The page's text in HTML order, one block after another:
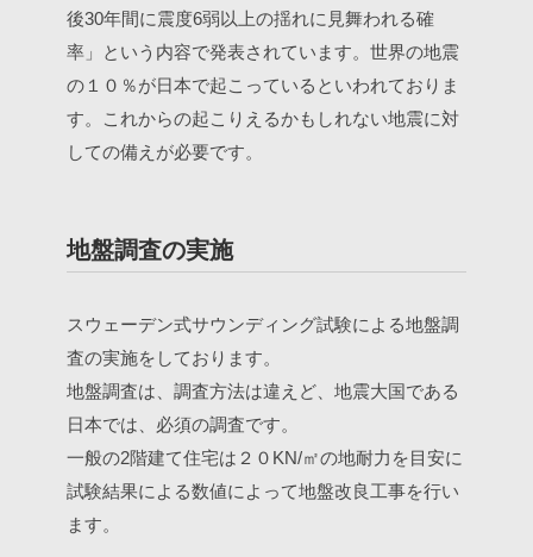
後30年間に震度6弱以上の揺れに見舞われる確
率」という内容で発表されています。世界の地震
の１０％が日本で起こっているといわれておりま
す。これからの起こりえるかもしれない地震に対
しての備えが必要です。
地盤調査の実施
スウェーデン式サウンディング試験による地盤調
査の実施をしております。
地盤調査は、調査方法は違えど、地震大国である
日本では、必須の調査です。
一般の2階建て住宅は２０KN/㎡の地耐力を目安に
試験結果による数値によって地盤改良工事を行い
ます。